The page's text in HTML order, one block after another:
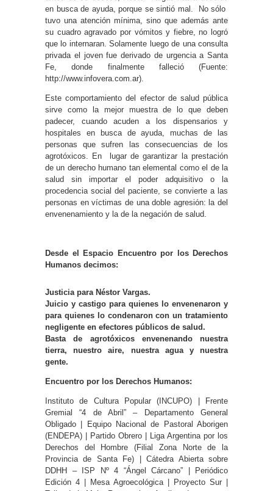
en busca de ayuda, porque se sintió mal. No sólo
tuvo una atención mínima, sino que además ante
su cuadro agravado por vómitos y fiebre, no logró
que lo internaran. Solamente luego de una consulta
privada el joven fue derivado de urgencia a Santa
Fe, donde finalmente falleció (Fuente:
http://www.infovera.com.ar).
Este comportamiento del efector de salud pública
sirve como la mejor muestra de lo que deben
padecer, cuando acuden a los dispensarios y
hospitales en busca de ayuda, muchas de las
personas que sufren las consecuencias de los
agrotóxicos. En lugar de garantizar la prestación
de un derecho humano tan elemental como el de la
salud sin importar el poder adquisitivo o la
procedencia social del paciente, se convierte a las
personas en víctimas de una doble agresión: la del
envenenamiento y la de la negación de salud.
Desde el Espacio Encuentro por los Derechos
Humanos decimos:
Justicia para Néstor Vargas.
Juicio y castigo para quienes lo envenenaron y
para quienes lo condenaron con un tratamiento
negligente en efectores públicos de salud.
Basta de agrotóxicos envenenando nuestra
tierra, nuestro aire, nuestra agua y nuestra
gente.
Encuentro por los Derechos Humanos:
Instituto de Cultura Popular (INCUPO) | Frente
Gremial “4 de Abril” – Departamento General
Obligado | Equipo Nacional de Pastoral Aborigen
(ENDEPA) | Partido Obrero | Liga Argentina por los
Derechos del Hombre (Filial Zona Norte de la
Provincia de Santa Fe) | Cátedra Abierta sobre
DDHH – ISP Nº 4 “Ángel Cárcano” | Periódico
Edición 4 | Mesa Agroecológica | Proyecto Sur |